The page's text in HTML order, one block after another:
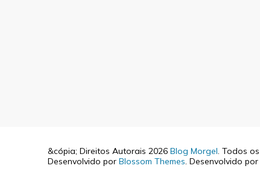
&cópia; Direitos Autorais 2026 Blog Morgel. Todos
Desenvolvido por Blossom Themes. Desenvolvido por